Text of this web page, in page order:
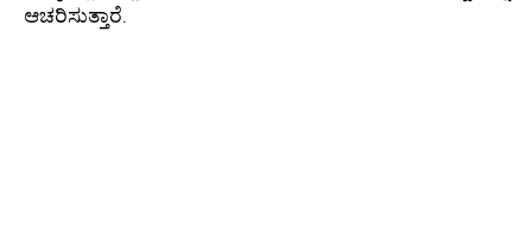
ಆಚರಿಸುತ್ತಾರೆ.